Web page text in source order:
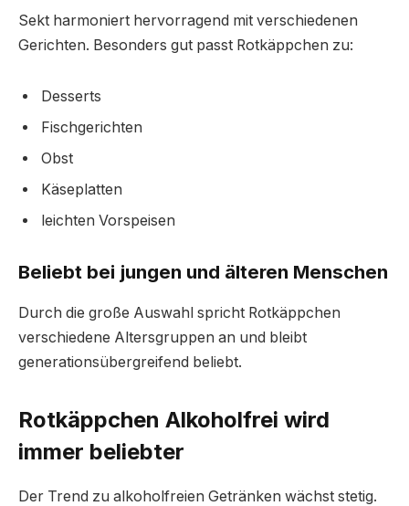
Sekt harmoniert hervorragend mit verschiedenen
Gerichten. Besonders gut passt Rotkäppchen zu:
Desserts
Fischgerichten
Obst
Käseplatten
leichten Vorspeisen
Beliebt bei jungen und älteren Menschen
Durch die große Auswahl spricht Rotkäppchen
verschiedene Altersgruppen an und bleibt
generationsübergreifend beliebt.
Rotkäppchen Alkoholfrei wird
immer beliebter
Der Trend zu alkoholfreien Getränken wächst stetig.